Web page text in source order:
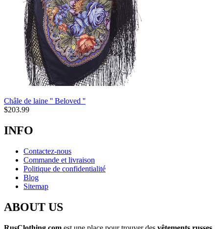
Châle de laine '' Beloved ''
$203.99
INFO
Contactez-nous
Commande et livraison
Politique de confidentialité
Blog
Sitemap
ABOUT US